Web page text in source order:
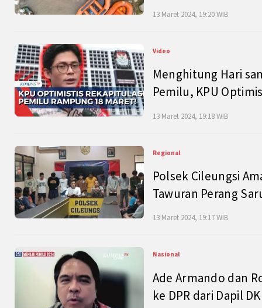
13 Maret 2024, 19:20 WIB
Video
Menghitung Hari
Pemilu, KPU
13 Maret 2024, 19:18 WIB
Regional
Polsek Cileungsi
Tawuran Perang
13 Maret 2024, 19:17 WIB
Nasional
Ade Armando dan
ke DPR dari Dapil